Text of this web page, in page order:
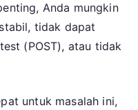
Anda mungkin
tidak dapat
(POST), atau tidak
untuk masalah ini,